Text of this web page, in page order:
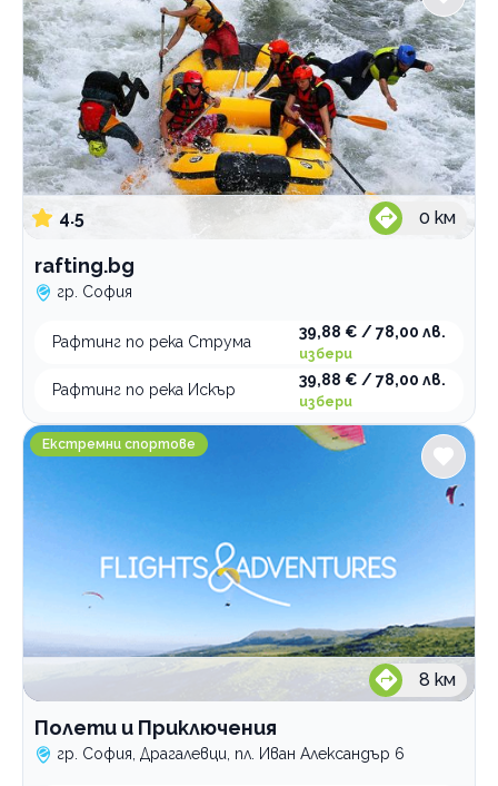
4.5 0 км
rafting.bg
гр. София
Рафтинг по река Струма
39,88 € / 78,00 лв.
избери
Рафтинг по река Искър
39,88 € / 78,00 лв.
избери
Полети и Приключения
Екстремни спортове
8 км
Полети и Приключения
гр. София, Драгалевци, пл. Иван Александър 6